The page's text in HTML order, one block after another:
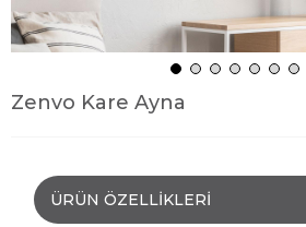
Zenvo Kare Ayna
ÜRÜN ÖZELLIKLERI